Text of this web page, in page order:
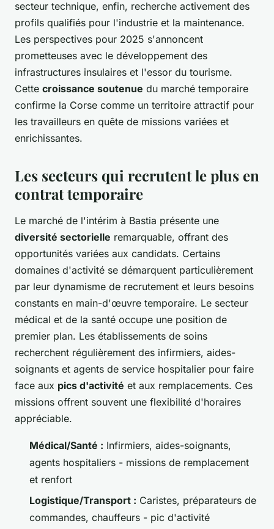
secteur technique, enfin, recherche activement des
profils qualifiés pour l'industrie et la maintenance.
Les perspectives pour 2025 s'annoncent
prometteuses avec le développement des
infrastructures insulaires et l'essor du tourisme.
Cette croissance soutenue du marché temporaire
confirme la Corse comme un territoire attractif pour
les travailleurs en quête de missions variées et
enrichissantes.
Les secteurs qui recrutent le plus en
contrat temporaire
Le marché de l'intérim à Bastia présente une
diversité sectorielle remarquable, offrant des
opportunités variées aux candidats. Certains
domaines d'activité se démarquent particulièrement
par leur dynamisme de recrutement et leurs besoins
constants en main-d'œuvre temporaire. Le secteur
médical et de la santé occupe une position de
premier plan. Les établissements de soins
recherchent régulièrement des infirmiers, aides-
soignants et agents de service hospitalier pour faire
face aux pics d'activité et aux remplacements. Ces
missions offrent souvent une flexibilité d'horaires
appréciable.
Médical/Santé : Infirmiers, aides-soignants,
agents hospitaliers - missions de remplacement
et renfort
Logistique/Transport : Caristes, préparateurs de
commandes, chauffeurs - pic d'activité